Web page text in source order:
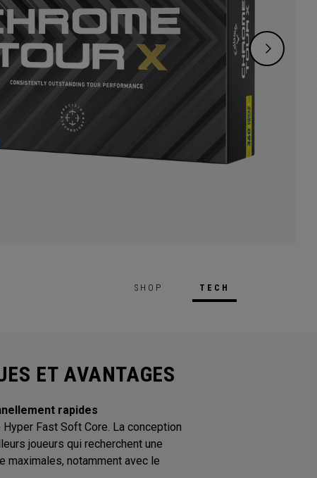
SHOP TECH
ET AVANTAGES
rapides
Fast Soft Core. La conception
joueurs qui recherchent une
maximales, notamment avec le